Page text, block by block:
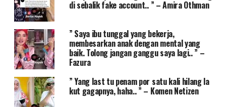
di sebalik fake account.. ” – Amira Othman
” Saya ibu tunggal yang bekerja,
membesarkan anak dengan mental yang
baik. Tolong jangan ganggu saya lagi.. ” –
Fazura
” Yang last tu penam por satu kali hilang la
kut gagapnya, haha.. ” – Komen Netizen